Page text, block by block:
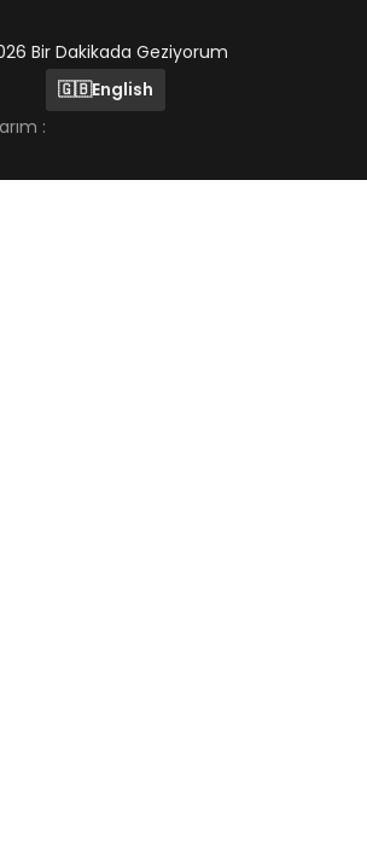
Bir Dakikada Geziyorum
🇬🇧English
: